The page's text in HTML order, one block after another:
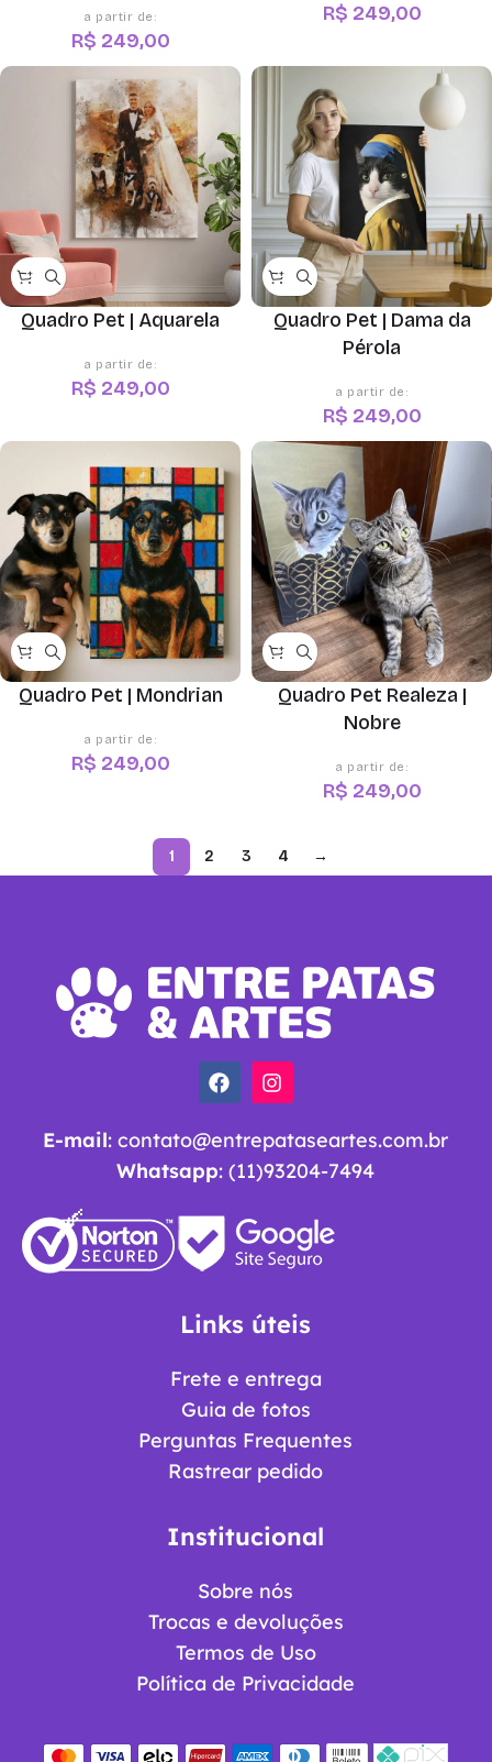
R$ 249,00
R$ 249,00
Quadro Pet | Aquarela
R$ 249,00
Quadro Pet | Dama da
Pérola
R$ 249,00
Quadro Pet | Mondrian
R$ 249,00
Quadro Pet Realeza |
Nobre
R$ 249,00
1 2 3 4 →
E-mail:contato@entrepataseartes.com.br
Whatsapp: (11)93204-7494
Links úteis
Frete e entrega
Guia de fotos
Perguntas Frequentes
Rastrear pedido
Institucional
Sobre nós
Trocas e devoluções
Termos de Uso
Política de Privacidade